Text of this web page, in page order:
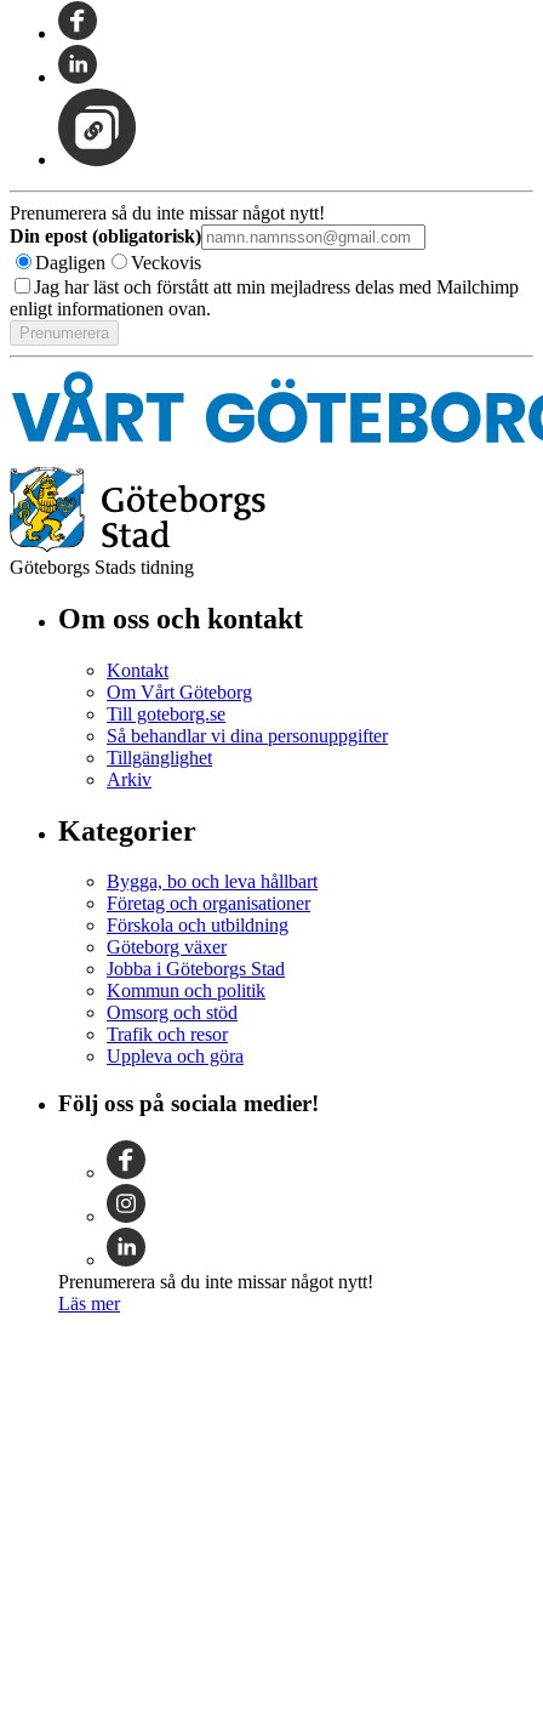
Prenumerera så du inte missar något nytt!
Din epost (obligatorisk)
Dagligen
Veckovis
Jag har läst och förstått att min mejladress delas med Mailchimp
enligt informationen ovan.
Göteborgs Stads tidning
Om oss och kontakt
Kontakt
Om Vårt Göteborg
Till goteborg.se
Så behandlar vi dina personuppgifter
Tillgänglighet
Arkiv
Kategorier
Bygga, bo och leva hållbart
Företag och organisationer
Förskola och utbildning
Göteborg växer
Jobba i Göteborgs Stad
Kommun och politik
Omsorg och stöd
Trafik och resor
Uppleva och göra
Följ oss på sociala medier!
Prenumerera så du inte missar något nytt!
Läs mer